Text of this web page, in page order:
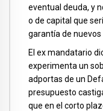
eventual deuda, y
o de capital que
garantía de
El ex mandatario
experimenta un
adportas de un
presupuesto
que en el corto